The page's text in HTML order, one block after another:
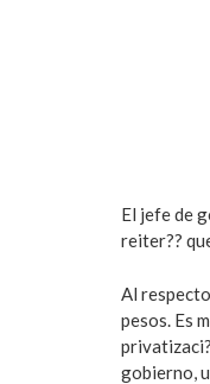
El jefe de
reiter??
Al
pesos. Es
gobierno,